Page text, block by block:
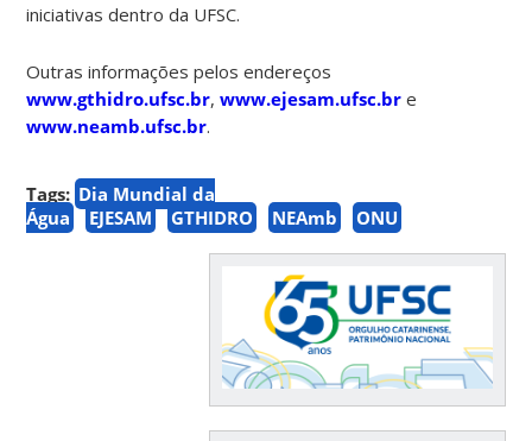
iniciativas dentro da UFSC.
Outras informações pelos endereços
www.gthidro.ufsc.br,www.ejesam.ufsc.br e
www.neamb.ufsc.br.
Tags: Dia Mundial da
Água
EJESAM GTHIDRO NEAmb ONU